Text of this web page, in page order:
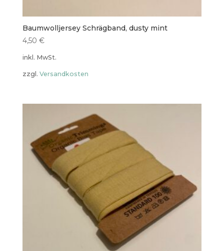
Baumwolljersey Schrägband, dusty mint
4,50 €
inkl. MwSt.
zzgl. Versandkosten